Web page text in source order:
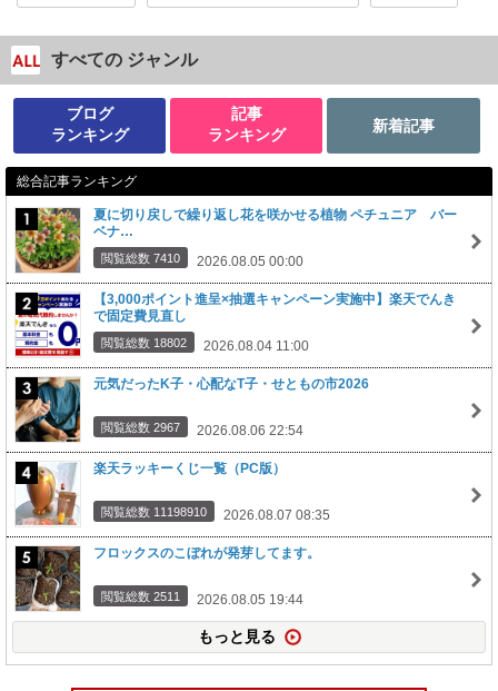
すべての ジャンル
ブログ
ランキング
記事
ランキング
新着記事
総合記事ランキング
夏に切り戻しで繰り返し花を咲かせる植物 ペチュニア バー
ベナ…
閲覧総数 7410 2026.08.05 00:00
【3,000ポイント進呈×抽選キャンペーン実施中】楽天でんき
で固定費見直し
閲覧総数 18802 2026.08.04 11:00
元気だったK子・心配なT子・せともの市2026
閲覧総数 2967 2026.08.06 22:54
楽天ラッキーくじ一覧（PC版）
閲覧総数 11198910 2026.08.07 08:35
フロックスのこぼれが発芽してます。
閲覧総数 2511 2026.08.05 19:44
もっと見る